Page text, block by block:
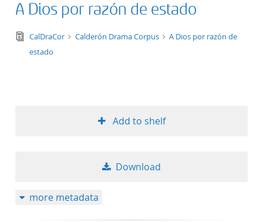
A Dios por razón de estado
text/tg.edition+tg.aggregation+xml
CalDraCor Calderón Drama Corpus
A Dios por razón de
estado
Add to shelf
Download
more metadata